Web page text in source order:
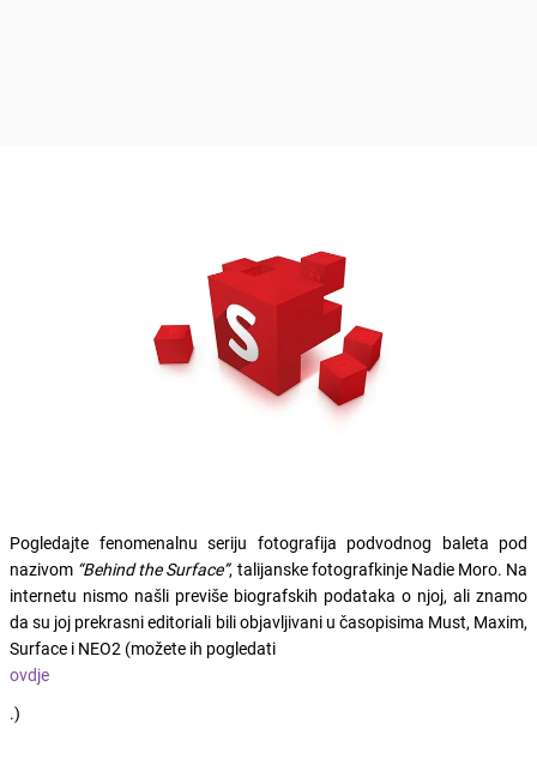
Pogledajte fenomenalnu seriju fotografija podvodnog baleta pod
nazivom “Behind the Surface”, talijanske fotografkinje Nadie Moro. Na
internetu nismo našli previše biografskih podataka o njoj, ali znamo
da su joj prekrasni editoriali bili objavljivani u časopisima Must, Maxim,
Surface i NEO2 (možete ih pogledati
ovdje
.)